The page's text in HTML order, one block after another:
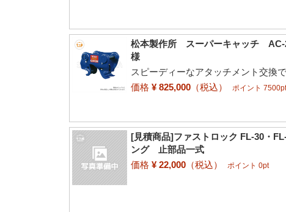
松本製作所 スーパーキャッチ
様
スピーディーなアタッチメント交換
価格 ¥ 825,000 （税込） ポイント
[見積商品]ファストロック FL-30・
ング 止部品一式
価格 ¥ 22,000 （税込） ポイント 0pt